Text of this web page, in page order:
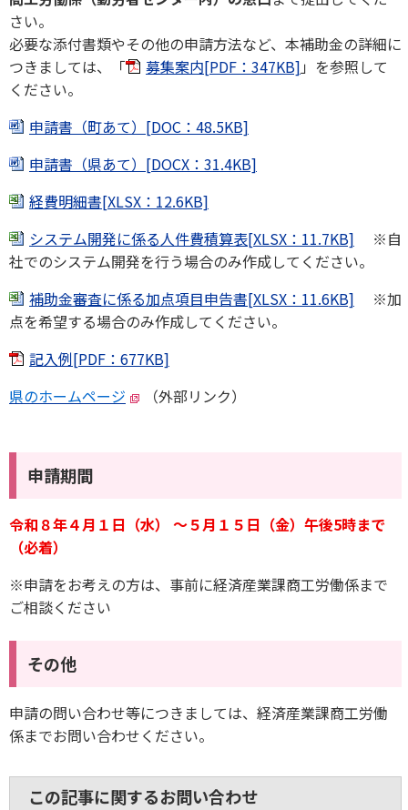
さい。
必要な添付書類やその他の申請方法など、本補助金の詳細に
つきましては、「
募集案内[PDF：347KB] 」を参照して
ください。
申請書（町あて）[DOC：48.5KB]
申請書（県あて）[DOCX：31.4KB]
経費明細書[XLSX：12.6KB]
システム開発に係る人件費積算表[XLSX：11.7KB] ※自
社でのシステム開発を行う場合のみ作成してください。
補助金審査に係る加点項目申告書[XLSX：11.6KB] ※加
点を希望する場合のみ作成してください。
記入例[PDF：677KB]
県のホームページ
（外部リンク）
申請期間
令和８年４月１日（水） ～５月１５日（金）午後5時まで
（必着）
※申請をお考えの方は、事前に経済産業課商工労働係まで
ご相談ください
その他
申請の問い合わせ等につきましては、経済産業課商工労働
係までお問い合わせください。
この記事に関するお問い合わせ